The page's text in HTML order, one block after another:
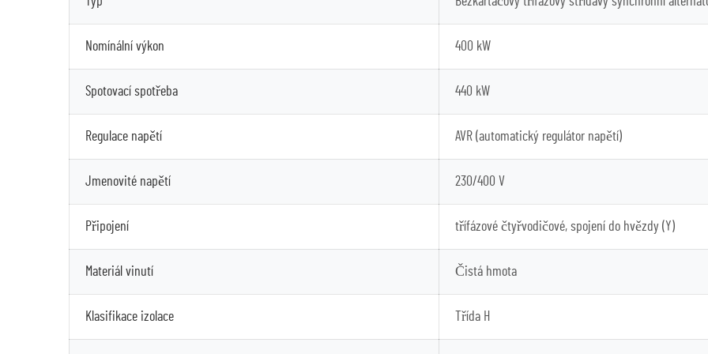
Nomínální výkon 400 kW
Spotovací spotřeba 440 kW
Regulace napětí AVR (automatický regulátor napětí)
Jmenovité napětí 230/400 V
Připojení třífázové čtyřvodičové, spojení do hvězdy (Y)
Materiál vinutí Čistá hmota
Klasifikace izolace Třída H